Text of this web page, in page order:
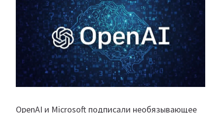
OpenAI и Microsoft подписали необязывающее